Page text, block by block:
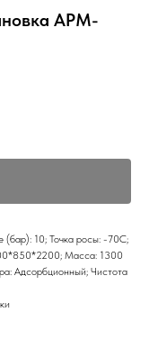
АРМ-
(бар): 10; Точка росы: -70С;
Масса: 1300
Адсорбционный; Чистота